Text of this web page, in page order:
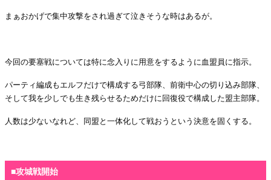
まぁおかげで集中攻撃をされ過ぎて泣きそうな時はあるが。
今回の要塞戦については特に念入りに用意をするように血盟員に指示。
パーティ編成もエルフだけで構成する弓部隊、前衛中心の切り込み部隊、
そして我を少しでも生き残らせるためだけに回復役で構成した盟主部隊。
人数は少ないなれど、同盟と一体化して戦おうという決意を固くする。
■攻城戦開始